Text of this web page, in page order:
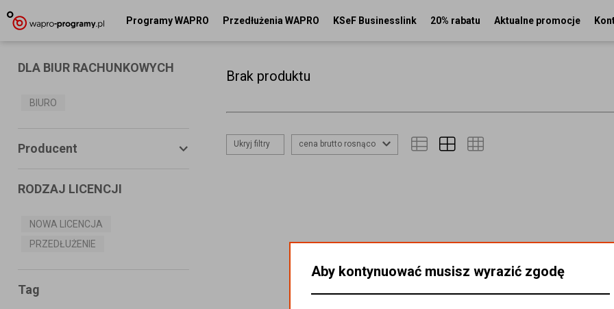
Programy WAPRO Przedłużenia WAPRO KSeF Businesslink 20% rabatu Aktualne promocje
DLA BIUR RACHUNKOWYCH
BIURO
Producent
S.A.
MS SYSTEMS
MISTRAL.NET Sp. z o.o
RODZAJ LICENCJI
NOWA LICENCJA
PRZEDŁUŻENIE
Tag
Brak produktu
Ukryj filtry cena brutto rosnąco
Aby kontynuować musisz wyrazić zgodę